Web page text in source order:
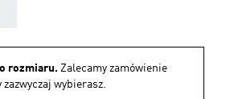
rozmiaru. Zalecamy zamówienie
wybierasz.